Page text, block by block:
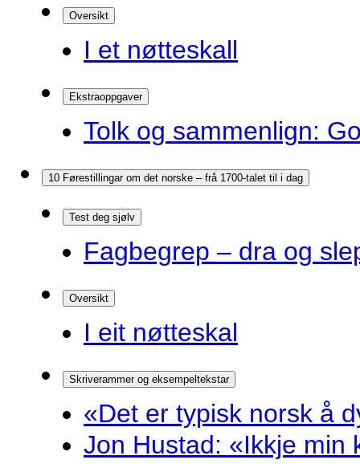
Oversikt
I et nøtteskall
Ekstraoppgaver
Tolk og sammenlign:
10 Førestillingar om det norske – frå 1700-talet til i dag
Test deg sjølv
Fagbegrep – dra og
Oversikt
I eit nøtteskal
Skriverammer og eksempeltekstar
«Det er typisk norsk å
Jon Hustad: «Ikkje min